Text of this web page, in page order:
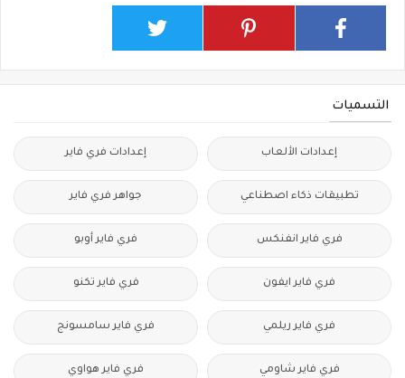
التسميات
إعدادات الألعاب إعدادات فري فاير
تطبيقات ذكاء اصطناعي جواهر فري فاير
فري فاير انفنكس فري فاير أوبو
فري فاير ايفون فري فاير تكنو
فري فاير ريلمي فري فاير سامسونج
فري فاير شاومي فري فاير هواوي